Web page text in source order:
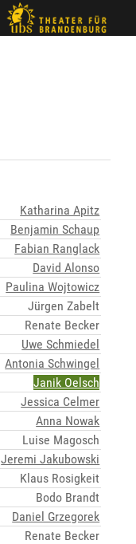
Katharina Apitz
Benjamin Schaup
Fabian Ranglack
David Alonso
Paulina Wojtowicz
Jürgen Zabelt
Renate Becker
Uwe Schmiedel
Antonia Schwingel
Janik Oelsch
Jessica Celmer
Anna Nowak
Luise Magosch
Jeremi Jakubowski
Klaus Rosigkeit
Bodo Brandt
Daniel Grzegorek
Renate Becker